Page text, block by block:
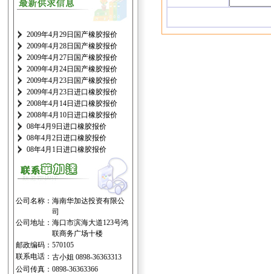
2009年4月29日国产橡胶报价
2009年4月28日国产橡胶报价
2009年4月27日国产橡胶报价
2009年4月24日国产橡胶报价
2009年4月23日国产橡胶报价
2009年4月23日进口橡胶报价
2008年4月14日进口橡胶报价
2008年4月10日进口橡胶报价
08年4月9日进口橡胶报价
08年4月2日进口橡胶报价
08年4月1日进口橡胶报价
公司名称： 海南华加达投资有限公
司
公司地址： 海口市滨海大道123号鸿
联商务广场十楼
邮政编码： 570105
联系电话： 古小姐 0898-36363313
公司传真： 0898-36363366